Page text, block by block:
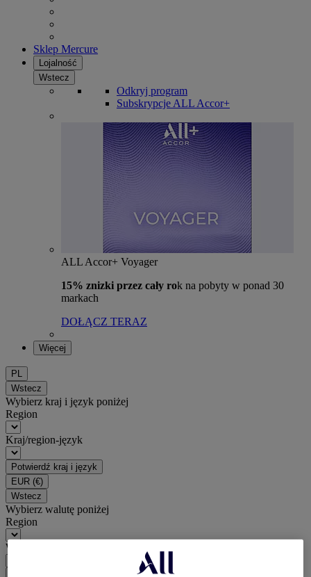
Sklep Mercure
Lojalność
Wstecz
Odkryj program
Subskrypcje ALL Accor+
ALL Accor+ Voyager
15% znizki przez cały rok na pobyty w ponad 30
markach
DOŁĄCZ TERAZ
Więcej
PL
Wstecz
Wybierz kraj i język poniżej
Region
Kraj/region-język
Potwierdź kraj i język
EUR (€)
Wstecz
Wybierz walutę poniżej
Region
Waluta